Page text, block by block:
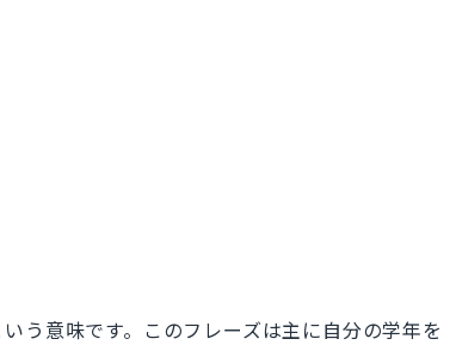
意味です。このフレーズは主に自分の学年を